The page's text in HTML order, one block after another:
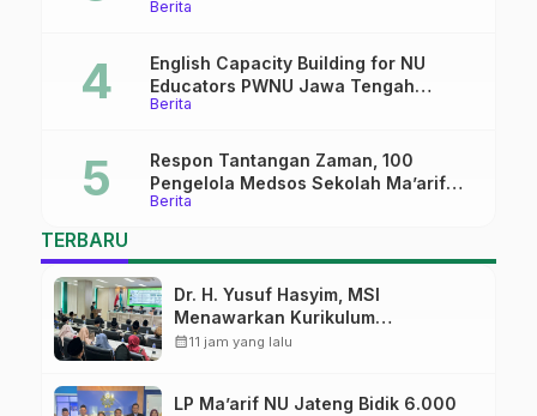
Berita
Mantapkan Sinergi Link and Match
Berita
English Capacity Building for NU
Educators PWNU Jawa Tengah
Batch#4; Membuka Jalan Menuju
Berita
Respon Tantangan Zaman, 100
Pengelola Medsos Sekolah Ma’arif
Pekalongan Ikuti Pelatihan Literasi
TERBARU
Dr. H. Yusuf Hasyim, MSI
Menawarkan Kurikulum
Diversifikasi, Harapan Baru dalam
calendar_month11 jam yang lalu
LP Ma’arif NU Jateng Bidik 6.000